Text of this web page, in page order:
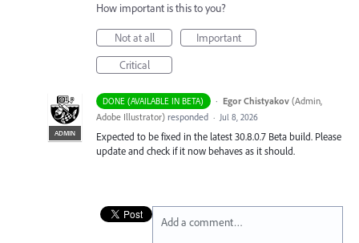
How important is this to you?
Not at all
Important
Critical
DONE (AVAILABLE IN BETA) ·
ADMIN
Egor Chistyakov (Admin,
Adobe Illustrator) responded · Jul 8, 2026
Expected to be fixed in the latest 30.8.0.7 Beta build. Please
update and check if it now behaves as it should.
Add a comment…